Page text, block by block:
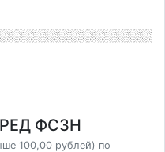
ФСЗН
100,00 рублей) по